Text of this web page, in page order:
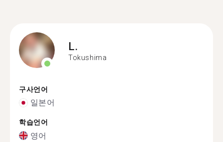
L.
Tokushima
구사언어
일본어
학습언어
영어